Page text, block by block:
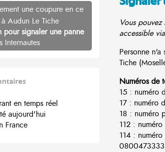
une coupure en ce
Audun Le Tiche
pour signaler une panne
Internautes
en temps réel
aujourd'hui
France
Vous
accessible
Personne
Tiche
Numéros de
15 : numéro
17 : numéro
18 : numéro
112 :
114 :
0800473333